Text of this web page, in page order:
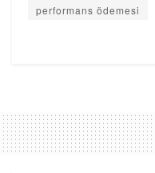
performans ödemesi